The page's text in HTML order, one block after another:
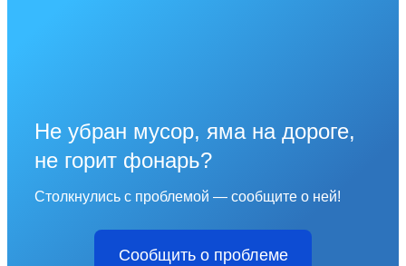
Не убран мусор, яма на дороге,
не горит фонарь?
Столкнулись с проблемой — сообщите о ней!
Сообщить о проблеме